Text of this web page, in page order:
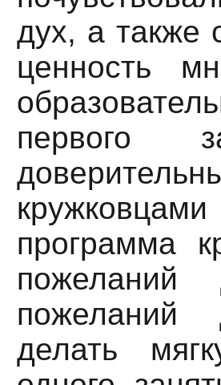
дух, а также
ценность
первого
программа
пожеланий
делать